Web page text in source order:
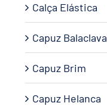
Calça Elástica
Capuz Balaclava
Capuz Brim
Capuz Helanca